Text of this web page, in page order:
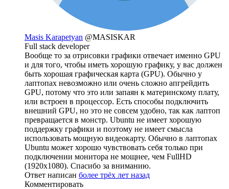
Masis Karapetyan @MASISKAR
Full stack developer
Вообще то за отрисовки графики отвечает именно GPU
и для того, чтобы иметь хорошую графику, у вас должен
быть хорошая графическая карта (GPU). Обычно у
лаптопах невозможно или очень сложно апгрейдить
GPU, потому что это или запаян к материнскому плату,
или встроен в процессор. Есть способы подключить
внешний GPU, но это не совсем удобно, так как лаптоп
превращается в монстр. Ubuntu не имеет хорошую
поддержку графики и поэтому не имеет смысла
использовать мощную видеокарту. Обычно в лаптопах
Ubuntu может хорошо чувствовать себя только при
подключении монитора не мощнее, чем FullHD
(1920x1080). Спасибо за вниманию.
Ответ написан более трёх лет назад
Комментировать